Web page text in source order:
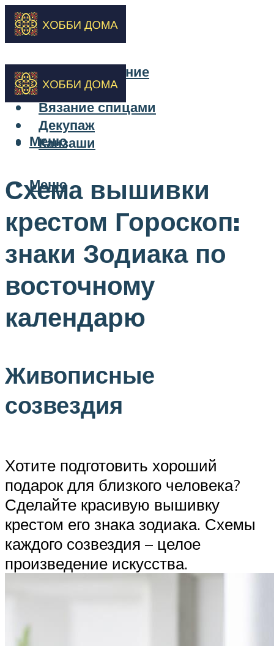
Бисероплетение
Вышивка
Вязание спицами
Декупаж
Канзаши
Меню
Меню
Схема вышивки
крестом Гороскоп:
знаки Зодиака по
восточному
календарю
Живописные
созвездия
Хотите подготовить хороший
подарок для близкого человека?
Сделайте красивую вышивку
крестом его знака зодиака. Схемы
каждого созвездия – целое
произведение искусства.